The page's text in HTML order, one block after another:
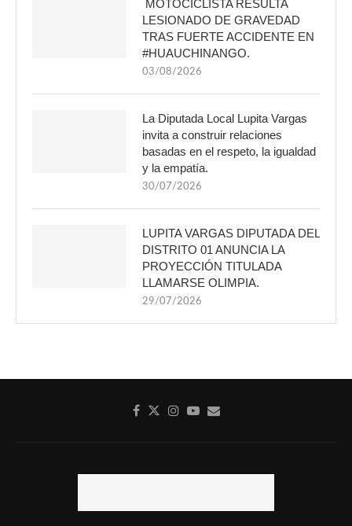
MOTOCICLISTA RESULTA
LESIONADO DE GRAVEDAD
TRAS FUERTE ACCIDENTE EN
#HUAUCHINANGO.
03/08/2026
La Diputada Local Lupita Vargas
invita a construir relaciones
basadas en el respeto, la igualdad
y la empatía.
30/07/2026
LUPITA VARGAS DIPUTADA DEL
DISTRITO 01 ANUNCIA LA
PROYECCIÓN TITULADA
LLAMARSE OLIMPIA.
29/07/2026